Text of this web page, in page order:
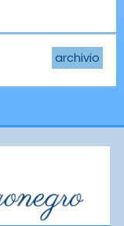
archivio